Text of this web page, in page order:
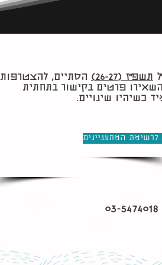
תשפ״ז (26-27)
הסתיים, להצטרפות
פרטים בקישור בתחתית
כשיהיו שינויים.
המתעניינים
03-5474018